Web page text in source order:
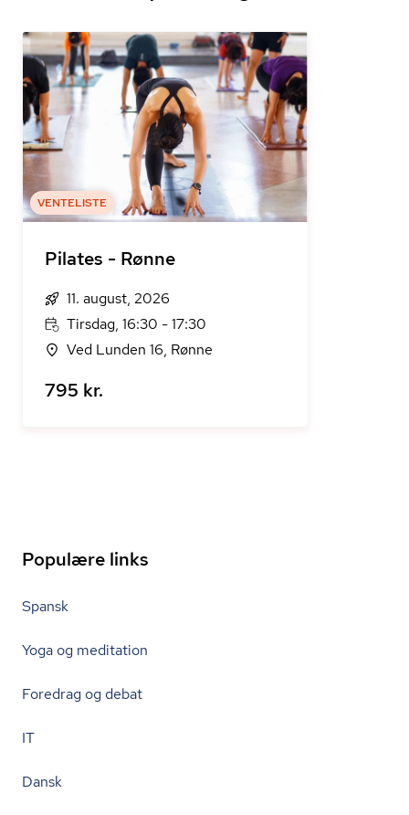
VENTELISTE
Pilates - Rønne
11. august, 2026
Tirsdag, 16:30 - 17:30
Ved Lunden 16, Rønne
795 kr.
Populære links
Spansk
Yoga og meditation
Foredrag og debat
IT
Dansk